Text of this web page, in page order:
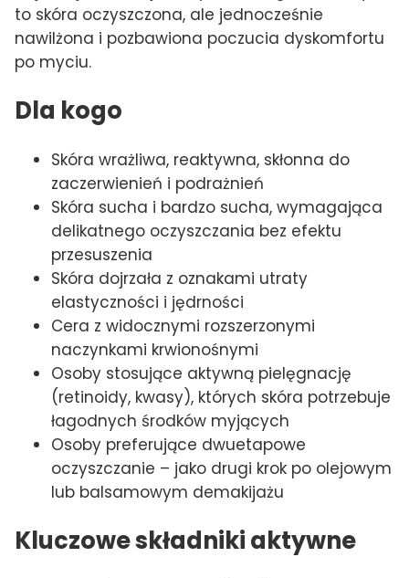
to skóra oczyszczona, ale jednocześnie
nawilżona i pozbawiona poczucia dyskomfortu
po myciu.
Dla kogo
Skóra wrażliwa, reaktywna, skłonna do
zaczerwienień i podrażnień
Skóra sucha i bardzo sucha, wymagająca
delikatnego oczyszczania bez efektu
przesuszenia
Skóra dojrzała z oznakami utraty
elastyczności i jędrności
Cera z widocznymi rozszerzonymi
naczynkami krwionośnymi
Osoby stosujące aktywną pielęgnację
(retinoidy, kwasy), których skóra potrzebuje
łagodnych środków myjących
Osoby preferujące dwuetapowe
oczyszczanie – jako drugi krok po olejowym
lub balsamowym demakijażu
Kluczowe składniki aktywne